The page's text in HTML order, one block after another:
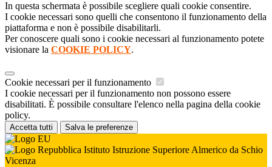
In questa schermata è possibile scegliere quali cookie consentire.
I cookie necessari sono quelli che consentono il funzionamento della
piattaforma e non è possibile disabilitarli.
Per conoscere quali sono i cookie necessari al funzionamento potete
visionare la COOKIE POLICY.
Cookie necessari per il funzionamento
I cookie necessari per il funzionamento non possono essere
disabilitati. È possibile consultare l'elenco nella pagina della cookie
policy.
Accetta tutti Salva le preferenze
Istituto Istruzione Superiore Almerico da Schio
Vicenza